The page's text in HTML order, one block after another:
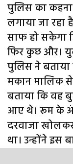
पुलिस का
लगाया जा रहा
साफ हो सकेगा
फिर कुछ और।
पुलिस ने
मकान मालिक से
बताया कि वह
आए थे। रूम के
दरवाजा
था। उन्होंने इस
उनके जानकार